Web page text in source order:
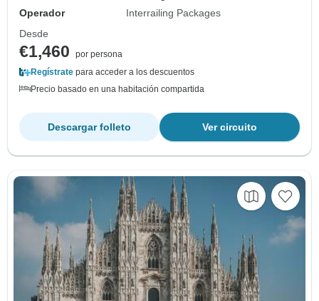
Operador
Interrailing Packages
Desde
€1,460
por persona
Regístrate para acceder a los descuentos
Precio basado en una habitación compartida
Ver circuito
Descargar folleto